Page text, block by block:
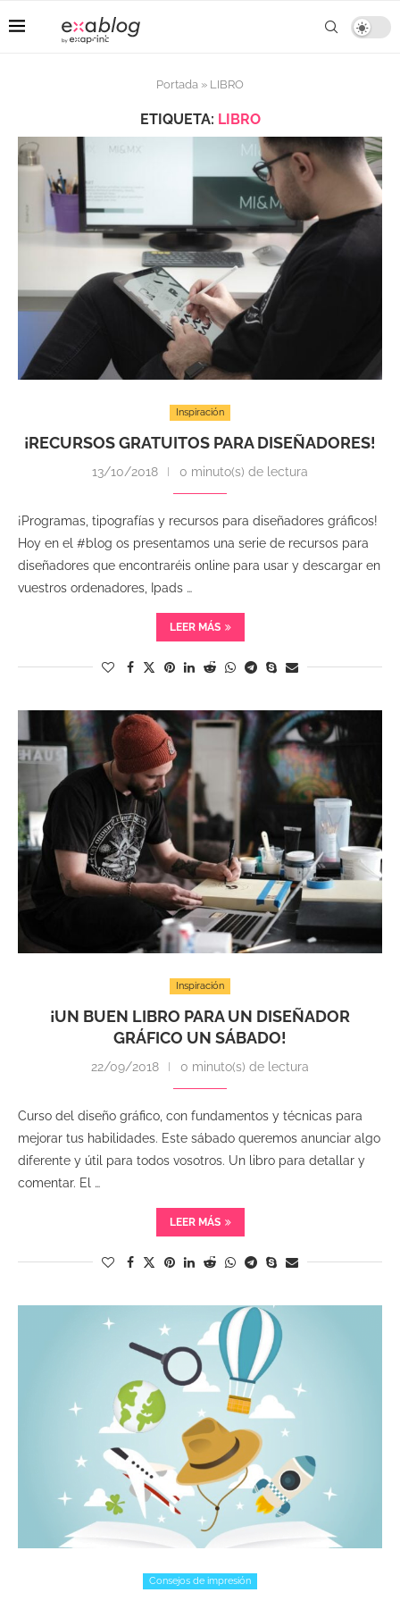
Portada » LIBRO
ETIQUETA: LIBRO
Inspiración
¡RECURSOS GRATUITOS PARA DISEÑADORES!
13/10/2018 0 minuto(s) de lectura
¡Programas, tipografías y recursos para diseñadores gráficos!
Hoy en el #blog os presentamos una serie de recursos para
diseñadores que encontraréis online para usar y descargar en
vuestros ordenadores, Ipads …
LEER MÁS
Inspiración
¡UN BUEN LIBRO PARA UN DISEÑADOR
GRÁFICO UN SÁBADO!
22/09/2018 0 minuto(s) de lectura
Curso del diseño gráfico, con fundamentos y técnicas para
mejorar tus habilidades. Este sábado queremos anunciar algo
diferente y útil para todos vosotros. Un libro para detallar y
comentar. El …
LEER MÁS
Consejos de impresión